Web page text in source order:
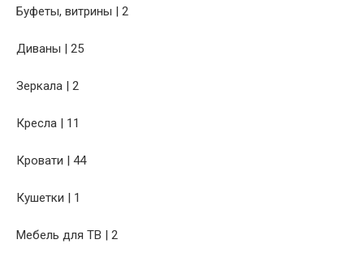
Буфеты, витрины | 2
Диваны | 25
Зеркала | 2
Кресла | 11
Кровати | 44
Кушетки | 1
Мебель для ТВ | 2